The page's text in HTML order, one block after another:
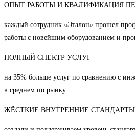
ОПЫТ РАБОТЫ И КВАЛИФИКАЦИЯ
каждый сотрудник «Эталон» прошел
работы с новейшим оборудованием и
ПОЛНЫЙ СПЕКТР УСЛУГ
на 35% больше услуг по сравнению с
в среднем по рынку
ЖЁСТКИЕ ВНУТРЕННИЕ СТАНДАРТЫ